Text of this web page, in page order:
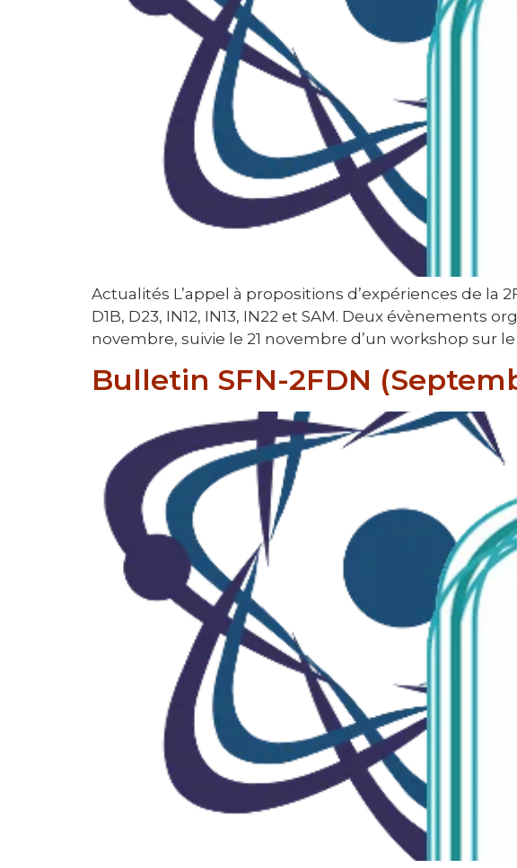
Actualités L’appel à propositions d’expériences de la
D1B, D23, IN12, IN13, IN22 et SAM. Deux évènements
novembre, suivie le 21 novembre d’un workshop sur
Bulletin SFN-2FDN